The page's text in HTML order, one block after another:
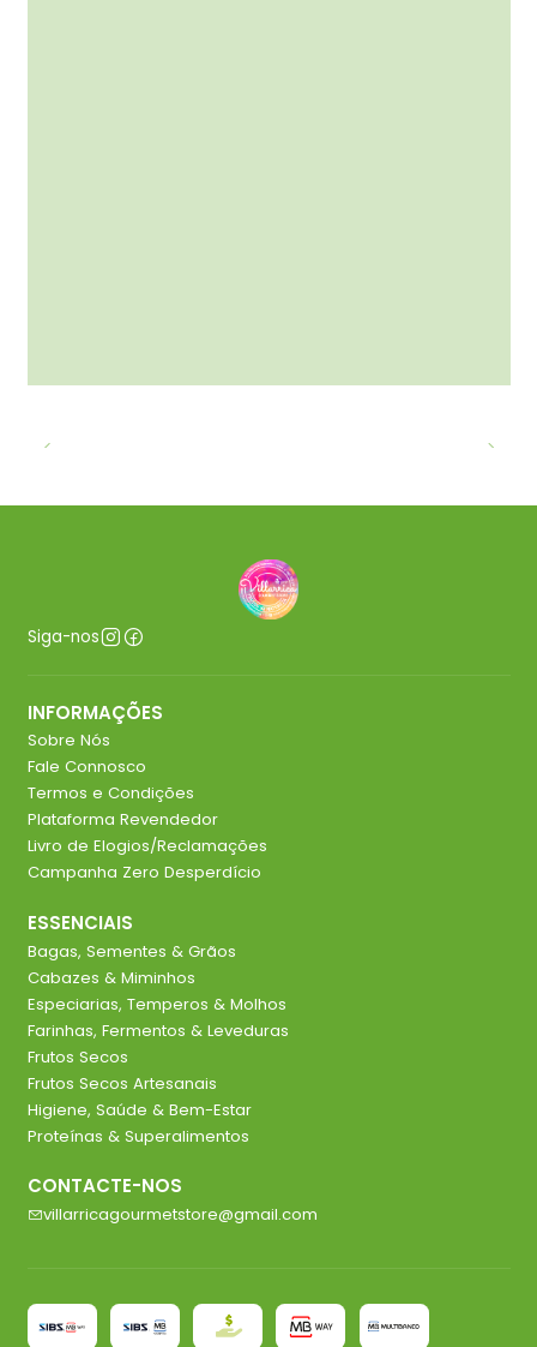
Siga-nos
INFORMAÇÕES
Sobre Nós
Fale Connosco
Termos e Condições
Plataforma Revendedor
Livro de Elogios/Reclamações
Campanha Zero Desperdício
ESSENCIAIS
Bagas, Sementes & Grãos
Cabazes & Miminhos
Especiarias, Temperos & Molhos
Farinhas, Fermentos & Leveduras
Frutos Secos
Frutos Secos Artesanais
Higiene, Saúde & Bem-Estar
Proteínas & Superalimentos
CONTACTE-NOS
villarricagourmetstore@gmail.com